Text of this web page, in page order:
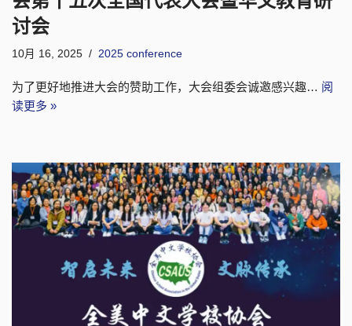
讨会
10月 16, 2025 2025 conference
为了更好地推进大会的赞助工作，大会组委会诚邀感兴趣… 阅
读更多 »